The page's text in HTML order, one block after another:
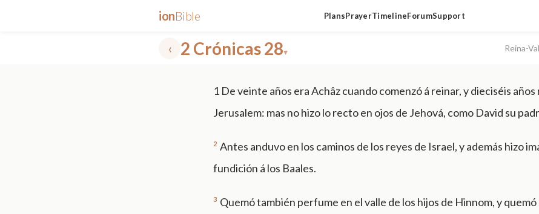
ionBible PlansPrayerTimelineForumSupport
‹ 2 Crónicas 28▾ Reina-
1 De veinte años era Achâz cuando comenzó á reinar, y dieciséis años
Jerusalem: mas no hizo lo recto en ojos de Jehová, como David su
2 Antes anduvo en los caminos de los reyes de Israel, y además hizo
fundición á los Baales.
3 Quemó también perfume en el valle de los hijos de Hinnom, y quemó